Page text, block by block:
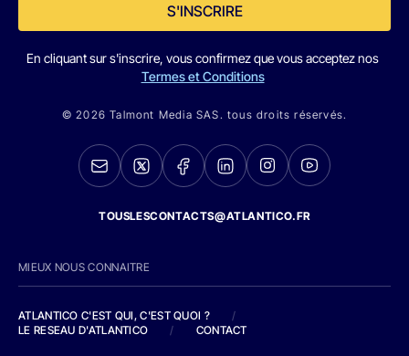
S'INSCRIRE
En cliquant sur s'inscrire, vous confirmez que vous acceptez nos
Termes et Conditions
© 2026 Talmont Media SAS. tous droits réservés.
TOUSLESCONTACTS@ATLANTICO.FR
MIEUX NOUS CONNAITRE
ATLANTICO C'EST QUI, C'EST QUOI ?
/
LE RESEAU D'ATLANTICO
/ CONTACT